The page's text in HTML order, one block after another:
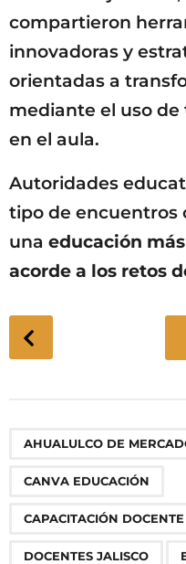
compartieron
innovadoras y
orientadas a
mediante el uso
en el aula.
Autoridades
tipo de encuentros
una educación
acorde a los retos
o
g
n
AHUALULCO DE
CANVA EDUCACIÓN
CAPACITACIÓN
DOCENTES JALISCO